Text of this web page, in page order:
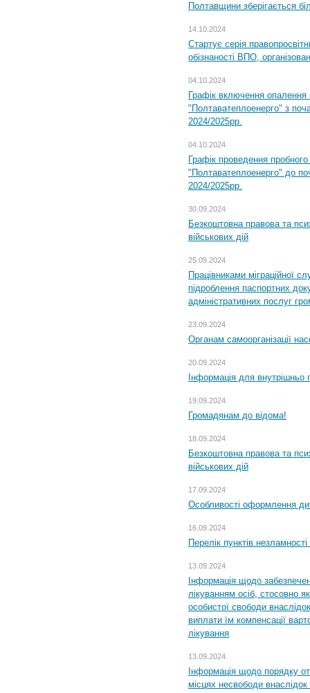
Полтавщини зберігається
14.10.2024
Стартує серія
обізнаності ВПО,
04.10.2024
Графік включення
"Полтаватеплоенерго" з
2024/2025рр.
04.10.2024
Графік проведення
"Полтаватеплоенерго" до
2024/2025рр.
30.09.2024
Безкоштовна правова та
військових дій
25.09.2024
Працівниками міграційної
підроблення паспортних
адміністративних послуг
23.09.2024
Органам самоорганізації
20.09.2024
Інформація для внутрішньо
19.09.2024
Громадянам до відома!
18.09.2024
Безкоштовна правова та
військових дій
17.09.2024
Особливості оформлення
16.09.2024
Перелік пунктів
13.09.2024
Інформація щодо
лікуванням осіб, стосовно
особистої свободи
виплати їм компенсації
лікування
13.09.2024
Інформація щодо порядку
місцях несвободи внаслідок